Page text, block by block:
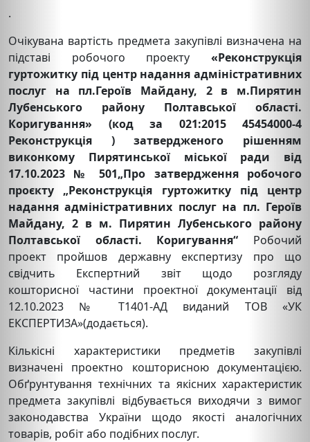
.
Очікувана вартість предмета закупівлі визначена на
підставі робочого проекту «Реконструкція
гуртожитку під центр надання адміністративних
послуг на пл.Героїв Майдану, 2 в м.Пирятин
Лубенського району Полтавської області.
Коригування» (код за 021:2015 45454000-4
Реконструкція )затвердженого рішенням
виконкому Пирятинської міської ради від
17.10.2023 № 501„Про затвердження робочого
проєкту „Реконструкція гуртожитку під центр
надання адміністративних послуг на пл. Героїв
Майдану, 2 в м. Пирятин Лубенського району
Полтавської області. Коригування“ Робочий
проект пройшов державну експертизу про що
свідчить Експертний звіт щодо розгляду
кошторисної частини проектної документації від
12.10.2023 № Т1401-АД виданий ТОВ «УК
ЕКСПЕРТИЗА»(додається).
Кількісні характеристики предметів закупівлі
визначені проектно кошторисною документацією.
Обґрунтування технічних та якісних характеристик
предмета закупівлі відбувається виходячи з вимог
законодавства України щодо якості аналогічних
товарів, робіт або подібних послуг.